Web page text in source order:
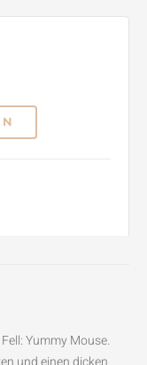
Yummy Mouse.